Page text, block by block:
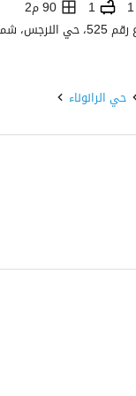
1
1 90 م2
حي الرانوناء